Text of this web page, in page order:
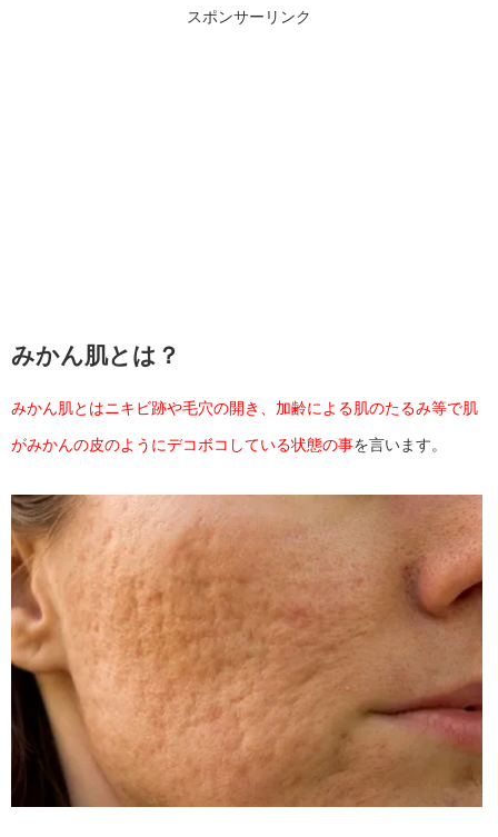
スポンサーリンク
みかん肌とは？
みかん肌とはニキビ跡や毛穴の開き、加齢による肌のたるみ等で肌
がみかんの皮のようにデコボコしている状態の事を言います。